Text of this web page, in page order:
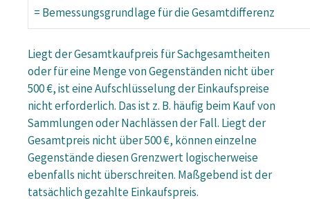
= Bemessungsgrundlage für die Gesamtdifferenz
Liegt der Gesamtkaufpreis für Sachgesamtheiten
oder für eine Menge von Gegenständen nicht über
500 €, ist eine Aufschlüsselung der Einkaufspreise
nicht erforderlich. Das ist z. B. häufig beim Kauf von
Sammlungen oder Nachlässen der Fall. Liegt der
Gesamtpreis nicht über 500 €, können einzelne
Gegenstände diesen Grenzwert logischerweise
ebenfalls nicht überschreiten. Maßgebend ist der
tatsächlich gezahlte Einkaufspreis.